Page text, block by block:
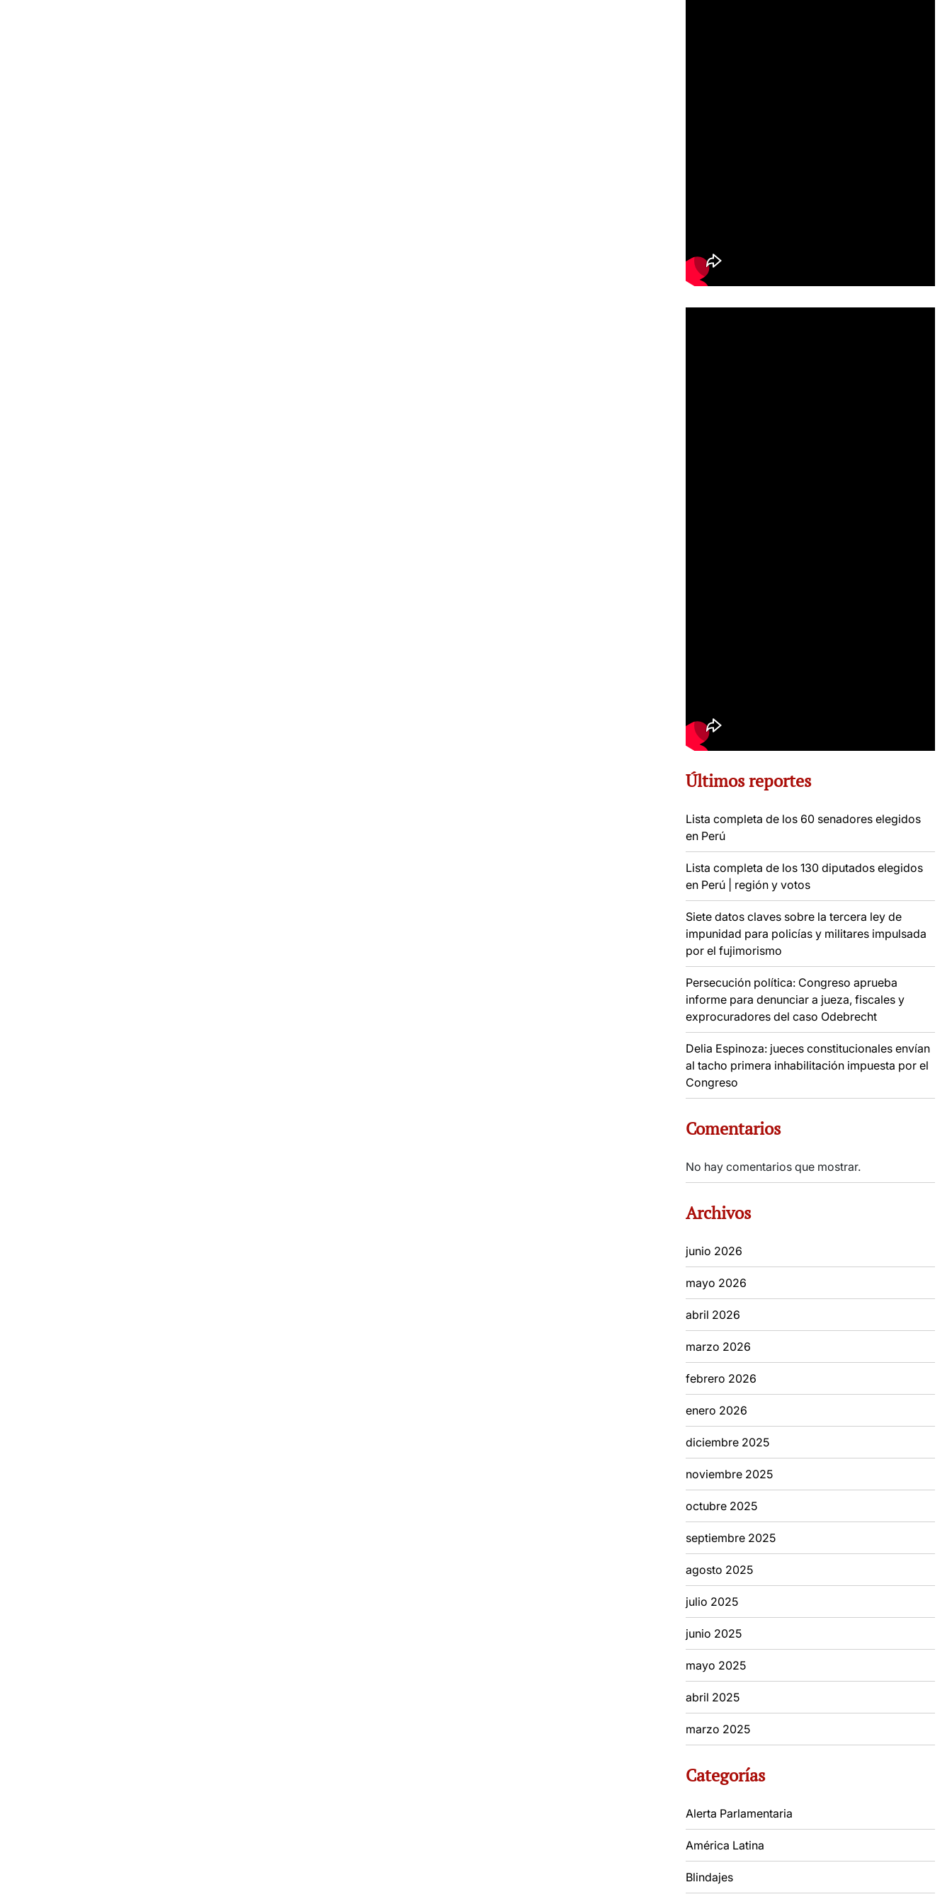
Últimos reportes
Lista completa de los 60 senadores elegidos
en Perú
Lista completa de los 130 diputados elegidos
en Perú | región y votos
Siete datos claves sobre la tercera ley de
impunidad para policías y militares impulsada
por el fujimorismo
Persecución política: Congreso aprueba
informe para denunciar a jueza, fiscales y
exprocuradores del caso Odebrecht
Delia Espinoza: jueces constitucionales envían
al tacho primera inhabilitación impuesta por el
Congreso
Comentarios
No hay comentarios que mostrar.
Archivos
junio 2026
mayo 2026
abril 2026
marzo 2026
febrero 2026
enero 2026
diciembre 2025
noviembre 2025
octubre 2025
septiembre 2025
agosto 2025
julio 2025
junio 2025
mayo 2025
abril 2025
marzo 2025
Categorías
Alerta Parlamentaria
América Latina
Blindajes